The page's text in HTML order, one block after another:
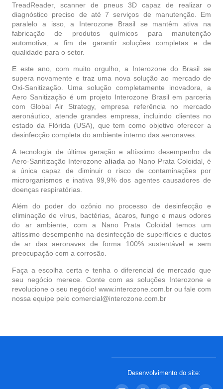
TreadReader, scanner de pneus 3D capaz de realizar o
diagnóstico preciso de até 7 serviços de manutenção. Em
paralelo a isso, a Interozone Brasil se mantêm ativa na
fabricação de produtos químicos para manutenção
automotiva, a fim de garantir soluções completas e de
qualidade para o setor.
E este ano, com muito orgulho, a Interozone do Brasil se
supera novamente e traz uma nova solução ao mercado de
Oxi-Sanitização. Uma solução completamente inovadora, a
Aero Sanitização é um projeto Interozone Brasil em parceria
com Global Air Strategy, empresa referência no mercado
aeronáutico, atende grandes empresa, incluindo clientes no
estado da Flórida (USA), que tem como objetivo oferecer a
desinfecção completa do ambiente interno das aeronaves.
A tecnologia de última geração e altíssimo desempenho da
Aero-Sanitização Interozonealiada ao Nano Prata Coloidal, é
a única capaz de diminuir o risco de contaminações por
microrganismos e inativa 99,9% dos agentes causadores de
doenças respiratórias.
Além do poder do ozônio no processo de desinfecção e
eliminação de vírus, bactérias, ácaros, fungo e maus odores
do ar ambiente, com a Nano Prata Coloidal temos um
altíssimo desempenho na desinfecção de superfícies e ductos
de ar das aeronaves de forma 100% sustentável e sem
preocupação com a corrosão.
Faça a escolha certa e tenha o diferencial de mercado que
seu negócio merece. Conte com as soluções Interozone e
revolucione o seu negócio! www.interozone.com.br ou fale com
nossa equipe pelo comercial@interozone.com.br
Desenvolvimento do site: